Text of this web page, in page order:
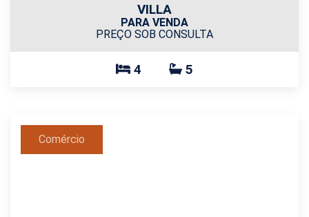
VILLA
PARA VENDA
PREÇO SOB CONSULTA
4 5
Comércio